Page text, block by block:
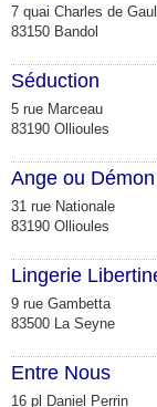
7 quai Charles de
83150 Bandol
Séduction
5 rue Marceau
83190 Ollioules
Ange ou Démon
31 rue Nationale
83190 Ollioules
Lingerie
9 rue Gambetta
83500 La Seyne
Entre Nous
16 pl Daniel Perrin